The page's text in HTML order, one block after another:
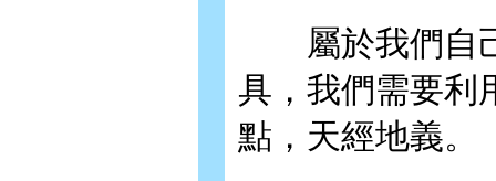
屬於我們自己
具，我們需要利
點，天經地義。